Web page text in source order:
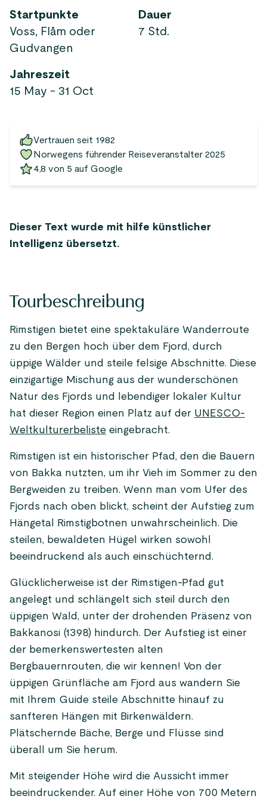
Startpunkte
Voss, Flåm oder
Gudvangen
Dauer
7 Std.
Jahreszeit
15 May - 31 Oct
Vertrauen seit 1982
Norwegens führender Reiseveranstalter 2025
4,8 von 5 auf Google
Dieser Text wurde mit hilfe künstlicher
Intelligenz übersetzt.
Tourbeschreibung
Rimstigen bietet eine spektakuläre Wanderroute
zu den Bergen hoch über dem Fjord, durch
üppige Wälder und steile felsige Abschnitte. Diese
einzigartige Mischung aus der wunderschönen
Natur des Fjords und lebendiger lokaler Kultur
hat dieser Region einen Platz auf der UNESCO-
Weltkulturerbeliste eingebracht.
Rimstigen ist ein historischer Pfad, den die Bauern
von Bakka nutzten, um ihr Vieh im Sommer zu den
Bergweiden zu treiben. Wenn man vom Ufer des
Fjords nach oben blickt, scheint der Aufstieg zum
Hängetal Rimstigbotnen unwahrscheinlich. Die
steilen, bewaldeten Hügel wirken sowohl
beeindruckend als auch einschüchternd.
Glücklicherweise ist der Rimstigen-Pfad gut
angelegt und schlängelt sich steil durch den
üppigen Wald, unter der drohenden Präsenz von
Bakkanosi (1398) hindurch. Der Aufstieg ist einer
der bemerkenswertesten alten
Bergbauernrouten, die wir kennen! Von der
üppigen Grünfläche am Fjord aus wandern Sie
mit Ihrem Guide steile Abschnitte hinauf zu
sanfteren Hängen mit Birkenwäldern.
Plätschernde Bäche, Berge und Flüsse sind
überall um Sie herum.
Mit steigender Höhe wird die Aussicht immer
beeindruckender. Auf einer Höhe von 700 Metern